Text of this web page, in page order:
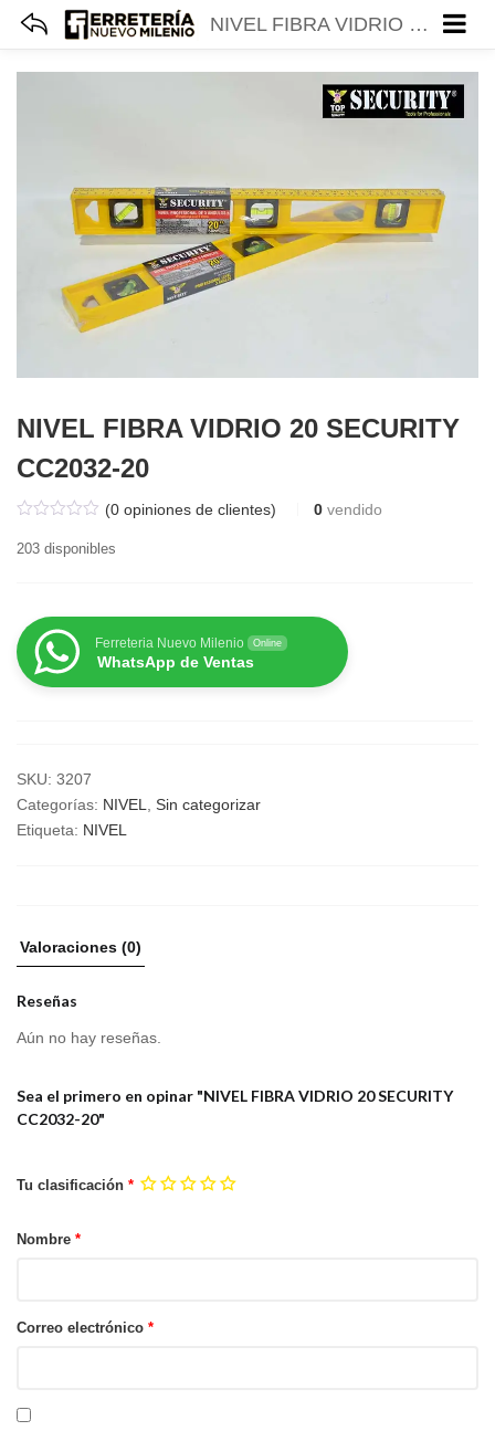
NIVEL FIBRA VIDRIO 20 SECURITY CC2032-20
NIVEL FIBRA VIDRIO 20 SECURITY
CC2032-20
(0opiniones de clientes) 0 vendido
203 disponibles
Ferreteria Nuevo Milenio Online
WhatsApp de Ventas
SKU: 3207
Categorías: NIVEL, Sin categorizar
Etiqueta: NIVEL
Valoraciones (0)
Reseñas
Aún no hay reseñas.
Sea el primero en opinar "NIVEL FIBRA VIDRIO 20 SECURITY
CC2032-20"
Tu clasificación *
Nombre *
Correo electrónico *